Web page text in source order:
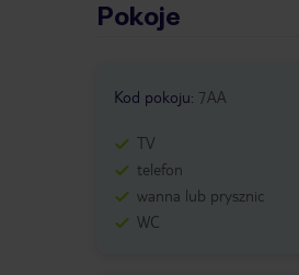
Pokoje
Kod pokoju: 7AA
TV
telefon
wanna lub prysznic
WC